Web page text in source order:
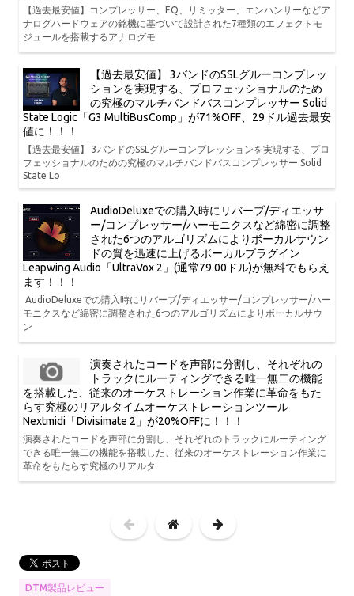
【過去最安値】コンプレッサー、EQ、リミッター、エンハンサーなどア
ナログハードウェアの銘機に基づいて設計された7種類のエフェクトモ
ジュールを搭載するアナログモ
【過去最安値】 3バンドのSSLグルーコンプレッ
ションを実現する、プロフェッショナルのため
の究極のマルチバンドバスコンプレッサー Solid
State Logic「G3 MultiBusComp」が71%OFF、29ドル過去最安
値に！！！
【過去最安値】 3バンドのSSLグルーコンプレッションを実現する、プロ
フェッショナルのための究極のマルチバンドバスコンプレッサー Solid
State Lo
AudioDeluxeでの購入時にリバーブ/ディエッサ
ー/コンプレッサー/ハーモニクスなど綿密に調整
された6つのアルゴリズムによりボーカルサウン
ドの質を迅速に上げるボーカルプラグイン
Leapwing Audio「UltraVox 2」(通常79.00ドル)が無料でもらえ
ます！！！
AudioDeluxeでの購入時にリバーブ/ディエッサー/コンプレッサー/ハー
モニクスなど綿密に調整された6つのアルゴリズムによりボーカルサウ
ン
演奏されたコードを声部に分割し、それぞれの
トラックにルーティングできる唯一無二の機能
を搭載した、従来のオーケストレーション作業に革命をもた
らす究極のリアルタイムオーケストレーションツール
Nextmidi「Divisimate 2」が20%OFFに！！！
演奏されたコードを声部に分割し、それぞれのトラックにルーティング
できる唯一無二の機能を搭載した、従来のオーケストレーション作業に
革命をもたらす究極のリアルタ
DTM製品レビュー